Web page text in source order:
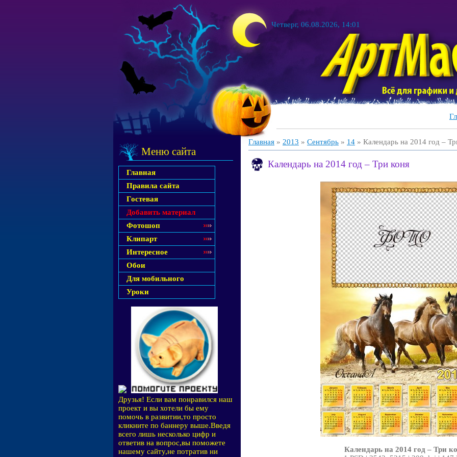
Четверг, 06.08.2026, 14:01
Меню сайта
Главная
Правила сайта
Гостевая
Добавить материал
Фотошоп
Клипарт
Интересное
Обои
Для мобильного
Уроки
Друзья! Если вам понравился наш
проект и вы хотели бы ему
помочь в развитии,то просто
кликните по баннеру выше.Введя
всего лишь несколько цифр и
ответив на вопрос,вы поможете
нашему сайту,не потратив ни
Главная » 2013 » Сентябрь » 14 » Календарь на 2014 год –
Календарь на 2014 год – Три коня
Календарь на 2014 год – Три